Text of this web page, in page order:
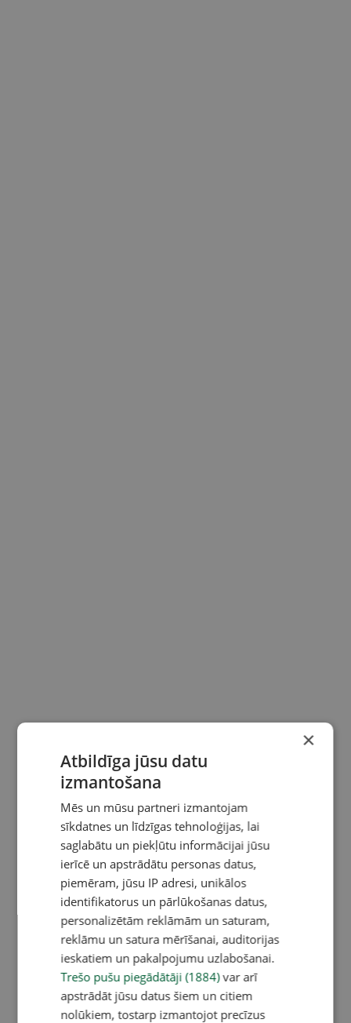
×
Atbildīga jūsu datu
izmantošana
Mēs un mūsu partneri izmantojam
sīkdatnes un līdzīgas tehnoloģijas, lai
saglabātu un piekļūtu informācijai jūsu
ierīcē un apstrādātu personas datus,
piemēram, jūsu IP adresi, unikālos
identifikatorus un pārlūkošanas datus,
personalizētām reklāmām un saturam,
reklāmu un satura mērīšanai, auditorijas
ieskatiem un pakalpojumu uzlabošanai.
Trešo pušu piegādātāji (1884)var arī
apstrādāt jūsu datus šiem un citiem
nolūkiem, tostarp izmantojot precīzus